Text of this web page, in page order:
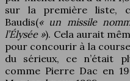
sur la première liste,
Baudis(« un missile
l’Élysée »). Cela aurait
pour concourir à la
du sérieux, ce n’était
comme Pierre Dac en